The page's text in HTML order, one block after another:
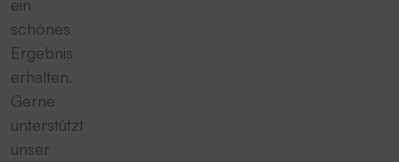
ein
schönes
Ergebnis
erhalten.
Gerne
unterstützt
unser